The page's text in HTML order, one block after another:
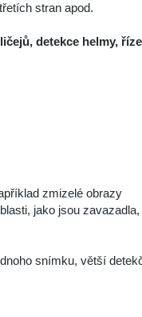
stran apod.
detekce helmy,
zmizelé obrazy
jako jsou
snímku, větší